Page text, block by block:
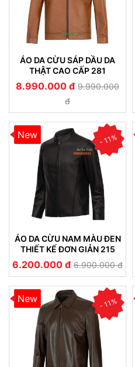
ÁO DA CỪU SÁP DẦU DA
THẬT CAO CẤP 281
8.990.000 đ 9.990.000
đ
New - 11%
ÁO DA CỪU NAM MÀU ĐEN
THIẾT KẾ ĐƠN GIẢN 215
6.200.000 đ 6.900.000 đ
New - 11%